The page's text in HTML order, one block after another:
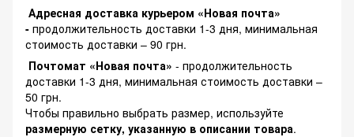
Адресная доставка курьером «Новая почта»
- продолжительность доставки 1-3 дня, минимальная
стоимость доставки – 90 грн.
Почтомат «Новая почта» - продолжительность
доставки 1-3 дня, минимальная стоимость доставки –
50 грн.
Чтобы правильно выбрать размер, используйте
размерную сетку, указанную в описании товара.